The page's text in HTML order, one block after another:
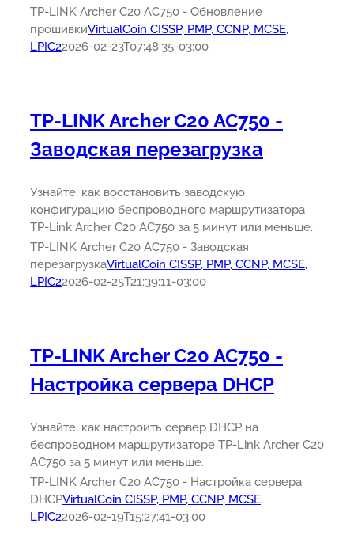
TP-LINK Archer C20 AC750 - Обновление
прошивкиVirtualCoin CISSP, PMP, CCNP, MCSE,
LPIC22026-02-23T07:48:35-03:00
TP-LINK Archer C20 AC750 -
Заводская перезагрузка
Узнайте, как восстановить заводскую
конфигурацию беспроводного маршрутизатора
TP-Link Archer C20 AC750 за 5 минут или меньше.
TP-LINK Archer C20 AC750 - Заводская
перезагрузкаVirtualCoin CISSP, PMP, CCNP, MCSE,
LPIC22026-02-25T21:39:11-03:00
TP-LINK Archer C20 AC750 -
Настройка сервера DHCP
Узнайте, как настроить сервер DHCP на
беспроводном маршрутизаторе TP-Link Archer C20
AC750 за 5 минут или меньше.
TP-LINK Archer C20 AC750 - Настройка сервера
DHCPVirtualCoin CISSP, PMP, CCNP, MCSE,
LPIC22026-02-19T15:27:41-03:00